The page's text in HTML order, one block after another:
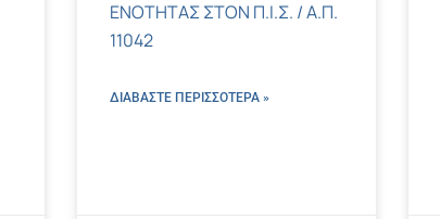
ΕΝΟΤΗΤΑΣ ΣΤΟΝ Π.Ι.Σ. / Α.Π.
11042
ΔΙΑΒΑΣΤΕ ΠΕΡΙΣΣΌΤΕΡΑ »